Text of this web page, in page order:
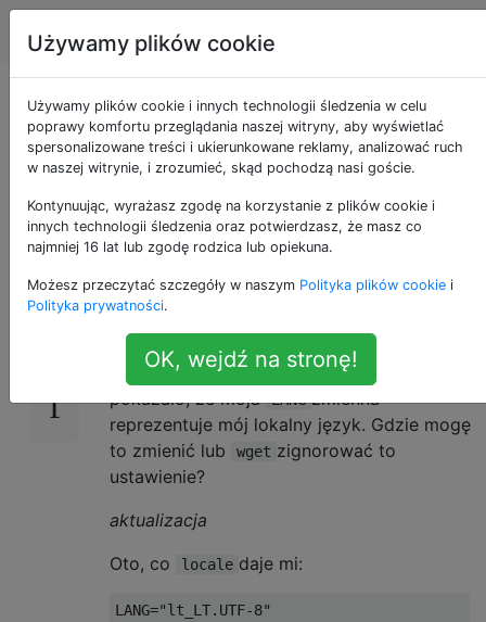
Apple Tagi
Gdzie ustawia się
zmienną $ LANG w
Mac OS X?
24 Użyłem wget po raz pierwszy po instalacji
zlokalizowany na mój język ojczysty.
Uruchomienie set polecenia w terminalu
pokazało, że moja LANG zmienna
reprezentuje mój lokalny język. Gdzie mogę
to zmienić lub
wget zignorować to
ustawienie?
aktualizacja
Oto, co
locale daje mi:
LANG="lt_LT.UTF-8"
Używamy plików cookie
Używamy plików cookie i innych technologii śledzenia w celu
poprawy komfortu przeglądania naszej witryny, aby wyświetlać
spersonalizowane treści i ukierunkowane reklamy, analizować ruch
w naszej witrynie, i zrozumieć, skąd pochodzą nasi goście.
Kontynuując, wyrażasz zgodę na korzystanie z plików cookie i
innych technologii śledzenia oraz potwierdzasz, że masz co
najmniej 16 lat lub zgodę rodzica lub opiekuna.
Możesz przeczytać szczegóły w naszym Polityka plików cookie i
Polityka prywatności.
OK, wejdź na stronę!